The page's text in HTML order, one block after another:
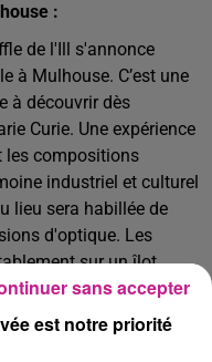
:
de l'Ill s'annonce
à Mulhouse. C’est une
à découvrir dès
Curie. Une expérience
les compositions
industriel et culturel
lieu sera habillée de
d'optique. Les
sur un îlot
ou en hauteur sur
est notre priorité
sans accepter